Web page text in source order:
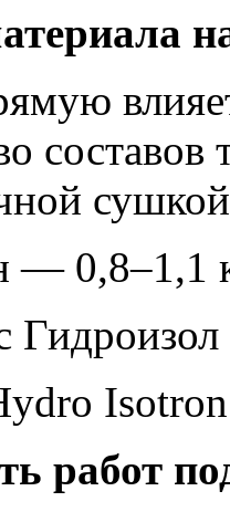
составов
— 0,8–1,1
работ